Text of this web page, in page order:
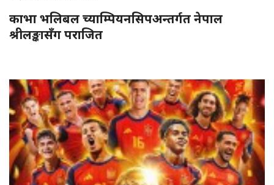
काभा भलिबल च्याम्पियनसिपअन्तर्गत नेपाल
श्रीलङ्कासँग पराजित